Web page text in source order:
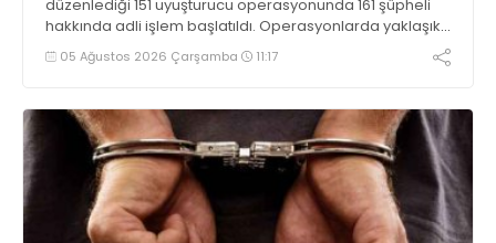
düzenlediği 151 uyuşturucu operasyonunda 161 şüpheli
hakkında adli işlem başlatıldı. Operasyonlarda yaklaşık
2 kilogram uyuşturucu madde ile 121 kök kenevir bitkisi
ele geçirilirken, 9 şüpheli tutuklandı
05 Ağustos 2026 Çarşamba 11:17